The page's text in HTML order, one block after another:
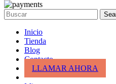
Inicio
Tienda
Blog
Contacto
LLAMAR AHORA